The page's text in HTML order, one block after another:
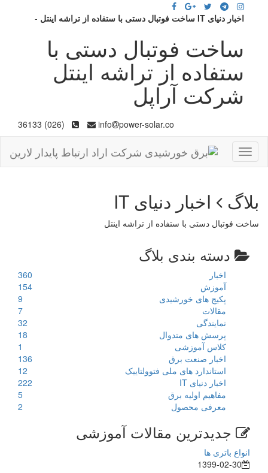
اخبار دنیای IT ساخت فوتبال دستی با ستفاده از تراشه اینتل -
ساخت فوتبال دستی با
ستفاده از تراشه اینتل
شرکت آراپل
info power-solar.co
(026) 36133
Toggle
navigation
بلاگ اخبار دنیای IT
ساخت فوتبال دستی با ستفاده از تراشه اینتل
دسته بندی بلاگ
اخبار
360
آموزش
154
پکیج های خورشیدی
9
مقالات
7
نمایندگی
32
پرسش های متدوال
18
کلاس آموزشی
1
اخبار صنعت برق
136
استاندارد های ملی فتوولتاییک
12
اخبار دنیای IT
222
مفاهیم اولیه برق
5
معرفی محصول
2
جدیدترین مقالات آموزشی
انواع باتری ها
1399-02-30